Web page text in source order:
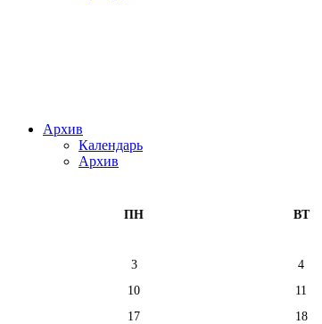
Архив
Календарь
Архив
ПН ВТ
3 4
10
11
17
18